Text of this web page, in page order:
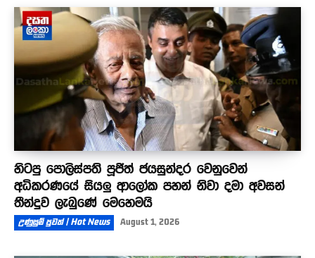
හිටපු පොලිස්පති පූජිත් ජයසුන්දර වෙනුවෙන්
අධිකරණයේ සියලු ආලෝක පහන් නිවා දමා අවසන්
තීන්දුව ලැබුණේ මෙහෙමයි
උණුසුම් පුවත් | Hot News August 1, 2026